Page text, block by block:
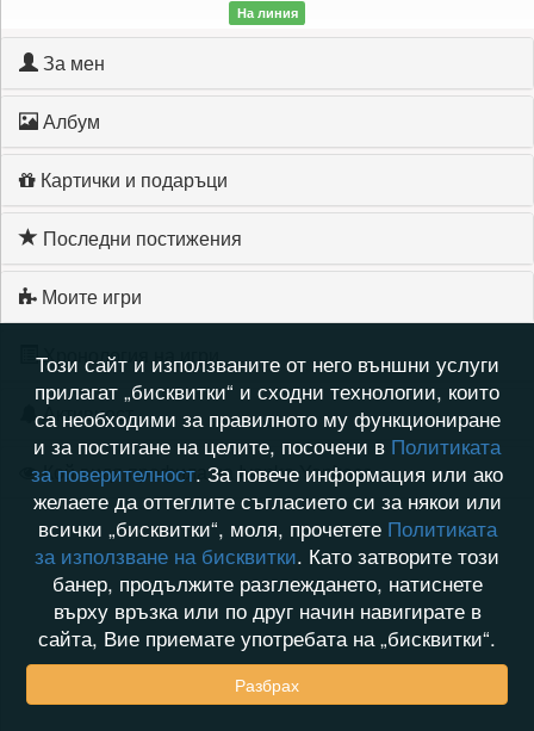
На линия
За мен
Албум
Картички и подаръци
Последни постижения
Моите игри
Хронология на игри
Активност
Кой видя профила на Ivanka Yankoca
Този сайт и използваните от него външни услуги
прилагат „бисквитки“ и сходни технологии, които
са необходими за правилното му функциониране
и за постигане на целите, посочени в Политиката
за поверителност. За повече информация или ако
желаете да оттеглите съгласието си за някои или
всички „бисквитки“, моля, прочетете Политиката
за използване на бисквитки. Като затворите този
банер, продължите разглеждането, натиснете
върху връзка или по друг начин навигирате в
сайта, Вие приемате употребата на „бисквитки“.
Разбрах